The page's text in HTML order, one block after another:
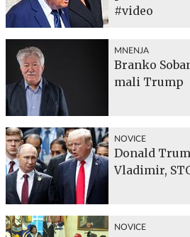
#video
MNENJA
Branko
mali Trump
NOVICE
Donald
Vladimir,
NOVICE